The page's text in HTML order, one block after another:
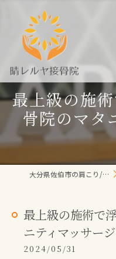
最上級の施
骨院のマタ
大分県佐伯市の肩こり/頭痛/腰痛 なら晴レルヤ整体院
最上級の施術で
ニティマッサージ
2024/05/31